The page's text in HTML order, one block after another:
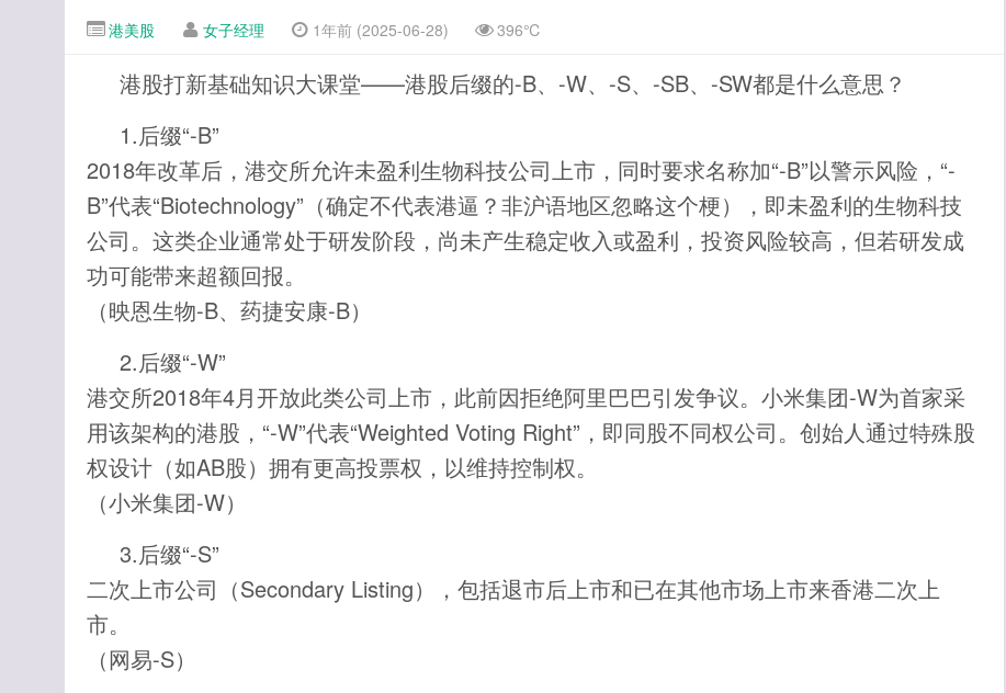
港美股 女子经理 1年前 (2025-06-28) 396℃
港股打新基础知识大课堂——港股后缀的-B、-W、-S、-SB、-SW都是什么意思？
1.后缀“-B”
2018年改革后，港交所允许未盈利生物科技公司上市，同时要求名称加“-B”以警示风险，“-
B”代表“Biotechnology”（确定不代表港逼？非沪语地区忽略这个梗），即未盈利的生物科技
公司。这类企业通常处于研发阶段，尚未产生稳定收入或盈利，投资风险较高，但若研发成
功可能带来超额回报。
（映恩生物-B、药捷安康-B）
2.后缀“-W”
港交所2018年4月开放此类公司上市，此前因拒绝阿里巴巴引发争议。小米集团-W为首家采
用该架构的港股，“-W”代表“Weighted Voting Right”，即同股不同权公司。创始人通过特殊股
权设计（如AB股）拥有更高投票权，以维持控制权。
（小米集团-W）
3.后缀“-S”
二次上市公司（Secondary Listing），包括退市后上市和已在其他市场上市来香港二次上
市。
（网易-S）